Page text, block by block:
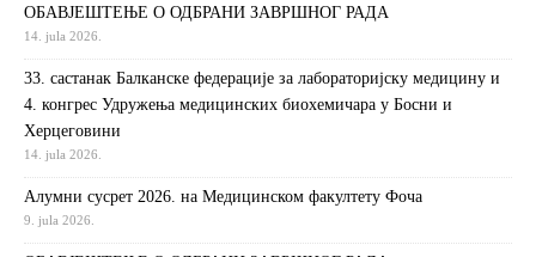
ОБАВЈЕШТЕЊЕ О ОДБРАНИ ЗАВРШНОГ РАДА
14. jula 2026.
33. састанак Балканске федерације за лабораторијску медицину и
4. конгрес Удружења медицинских биохемичара у Босни и
Херцеговини
14. jula 2026.
Алумни сусрет 2026. на Медицинском факултету Фоча
9. jula 2026.